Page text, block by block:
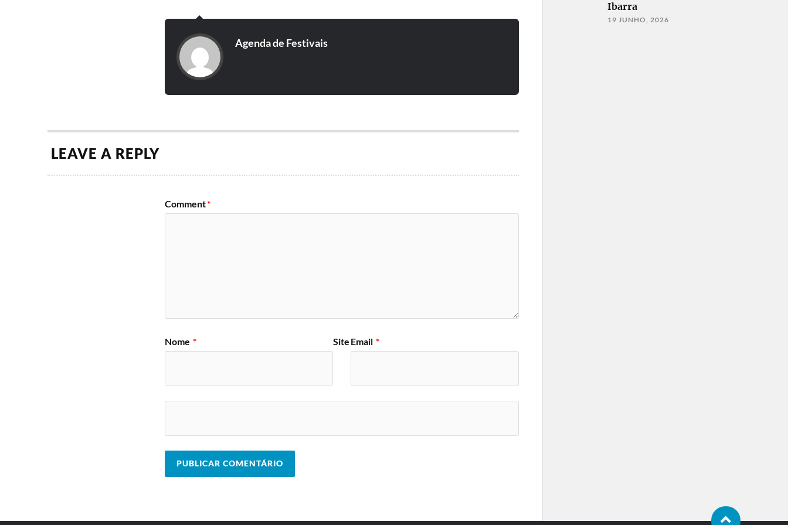
Mad Tribe, Mad Maxx, Ritmo, Jahbo, Fungus Funk, Zorba, Deliriant, Vibe Tribe,
Mekkanikka, Technicolor, Highko, Highwar,César Mimesis, Cels Mimesis.
Agenda de Festivais
LEAVE A REPLY
Comment*
Nome * Email *
Site
Ibarra
19 JUNHO, 2026